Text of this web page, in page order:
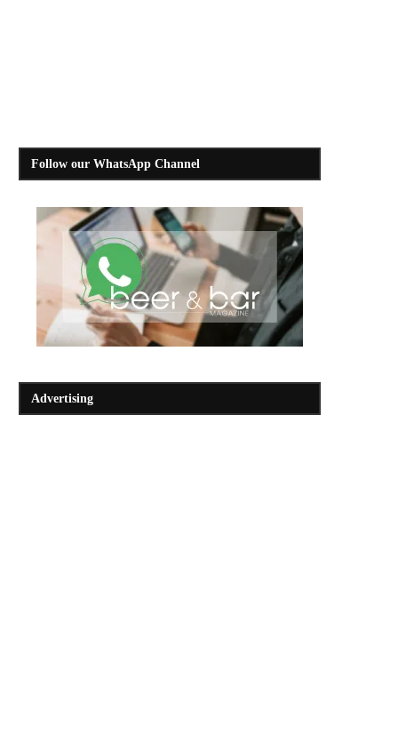
Η ζυθοποιία αντιδρά στον Covid-19 Η σημασία του οικονομικού
στα σύγχρονα μπαρ
Follow our WhatsApp Channel
Advertising